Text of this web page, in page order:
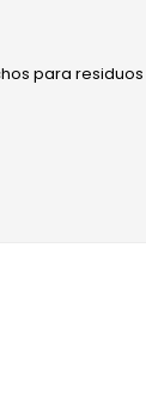
para residuos